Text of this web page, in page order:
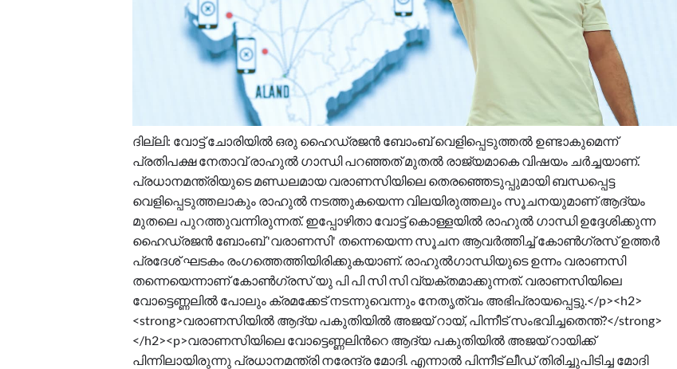
ദില്ലി: വോട്ട് ചോരിയിൽ ഒരു ഹൈഡ്രജൻ ബോംബ് വെളിപ്പെടുത്തൽ ഉണ്ടാകുമെന്ന്
പ്രതിപക്ഷ നേതാവ് രാഹുൽ ഗാന്ധി പറഞ്ഞത് മുതൽ രാജ്യമാകെ വിഷയം ചർച്ചയാണ്.
പ്രധാനമന്ത്രിയുടെ മണ്ഡലമായ വരാണസിയിലെ തെരഞ്ഞെടുപ്പുമായി ബന്ധപ്പെട്ട
വെളിപ്പെടുത്തലാകും രാഹുൽ നടത്തുകയെന്ന വിലയിരുത്തലും സൂചനയുമാണ് ആദ്യം
മുതലെ പുറത്തുവന്നിരുന്നത്. ഇപ്പോഴിതാ വോട്ട് കൊള്ളയിൽ രാഹുൽ ഗാന്ധി ഉദ്ദേശിക്കുന്ന
ഹൈഡ്രജൻ ബോംബ് 'വരാണസി' തന്നെയെന്ന സൂചന ആവർത്തിച്ച് കോൺഗ്രസ് ഉത്തർ
പ്രദേശ് ഘടകം രംഗത്തെത്തിയിരിക്കുകയാണ്. രാഹുൽഗാന്ധിയുടെ ഉന്നം വരാണസി
തന്നെയെന്നാണ് കോൺഗ്രസ് യു പി പി സി സി വ്യക്തമാക്കുന്നത്. വരാണസിയിലെ
വോട്ടെണ്ണലിൽ പോലും ക്രമക്കേട് നടന്നുവെന്നും നേതൃത്വം അഭിപ്രായപ്പെട്ടു.</p><h2>
<strong>വരാണസിയിൽ ആദ്യ പകുതിയിൽ അജയ് റായ്, പിന്നീട് സംഭവിച്ചതെന്ത്?</strong>
</h2><p>വരാണസിയിലെ വോട്ടെണ്ണലിന്‍റെ ആദ്യ പകുതിയിൽ അജയ് റായിക്ക്
പിന്നിലായിരുന്നു പ്രധാനമന്ത്രി നരേന്ദ്ര മോദി. എന്നാൽ പിന്നീട് ലീഡ് തിരിച്ചുപിടിച്ച മോദി